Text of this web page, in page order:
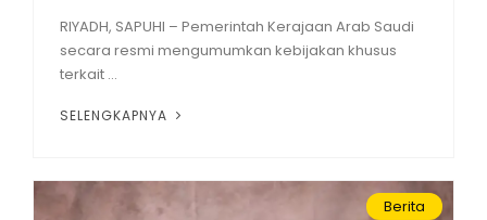
RIYADH, SAPUHI – Pemerintah Kerajaan Arab Saudi
secara resmi mengumumkan kebijakan khusus
terkait ...
SELENGKAPNYA
Berita